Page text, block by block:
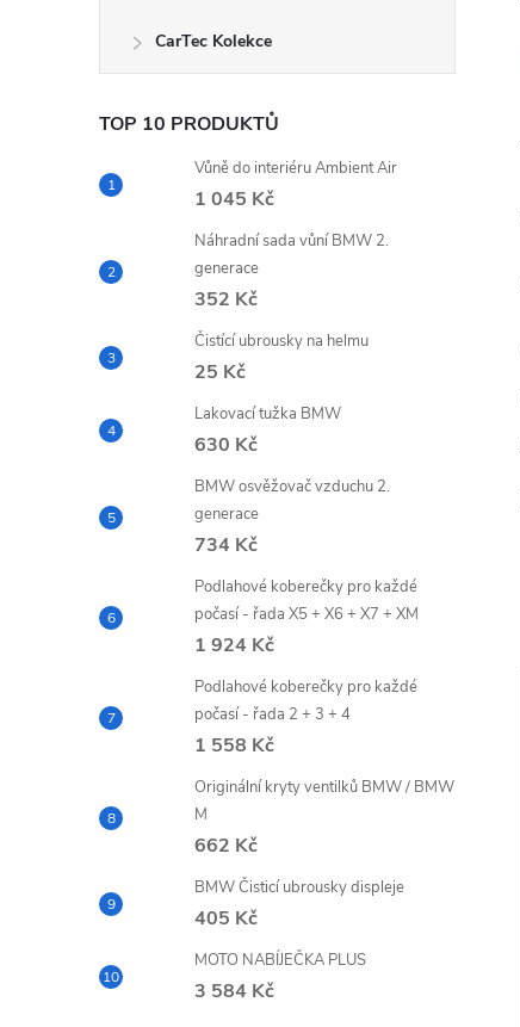
CarTec Kolekce
TOP 10 PRODUKTŮ
Vůně do interiéru Ambient Air
1 045 Kč
Náhradní sada vůní BMW 2.
generace
352 Kč
Čistící ubrousky na helmu
25 Kč
Lakovací tužka BMW
630 Kč
BMW osvěžovač vzduchu 2.
generace
734 Kč
Podlahové koberečky pro každé
počasí - řada X5 + X6 + X7 + XM
1 924 Kč
Podlahové koberečky pro každé
počasí - řada 2 + 3 + 4
1 558 Kč
Originální kryty ventilků BMW / BMW
M
662 Kč
BMW Čisticí ubrousky displeje
405 Kč
MOTO NABÍJEČKA PLUS
3 584 Kč
–30 %
Moreno Gore-
Akce
Pánské kalhoty Reschen